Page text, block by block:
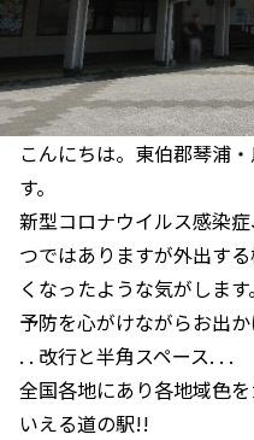
こんにちは。東伯郡琴浦
す。
新型コロナウイルス感染
つではありますが外出す
くなったような気がしま
予防を心がけながらお出
. . 改行と半角スペース. . .
全国各地にあり各地域色
いえる道の駅!!